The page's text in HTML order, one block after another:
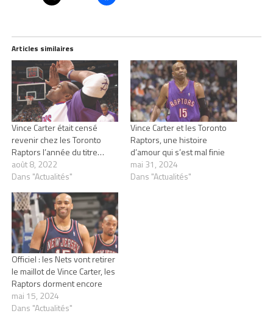
Articles similaires
Vince Carter était censé
revenir chez les Toronto
Raptors l’année du titre…
août 8, 2022
Dans "Actualités"
Vince Carter et les Toronto
Raptors, une histoire
d’amour qui s’est mal finie
mai 31, 2024
Dans "Actualités"
Officiel : les Nets vont retirer
le maillot de Vince Carter, les
Raptors dorment encore
mai 15, 2024
Dans "Actualités"